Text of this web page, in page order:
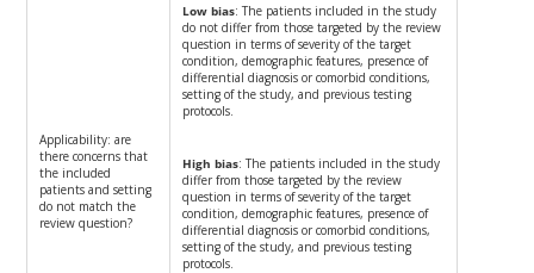
Applicability: are
there concerns that
the included
patients and setting
do not match the
review question?
Low bias: The patients included in the study
do not differ from those targeted by the review
question in terms of severity of the target
condition, demographic features, presence of
differential diagnosis or comorbid conditions,
setting of the study, and previous testing
protocols.
High bias: The patients included in the study
differ from those targeted by the review
question in terms of severity of the target
condition, demographic features, presence of
differential diagnosis or comorbid conditions,
setting of the study, and previous testing
protocols.